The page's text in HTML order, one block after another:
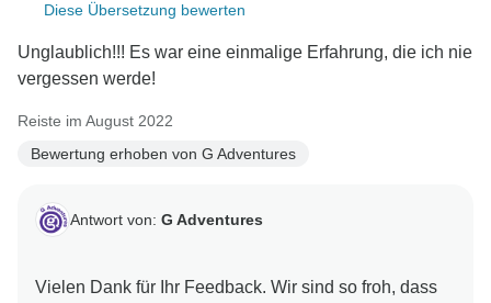
Diese Übersetzung bewerten
Unglaublich!!! Es war eine einmalige Erfahrung, die ich nie
vergessen werde!
Reiste im August 2022
Bewertung erhoben von G Adventures
Antwort von: G Adventures
Vielen Dank für Ihr Feedback. Wir sind so froh, dass